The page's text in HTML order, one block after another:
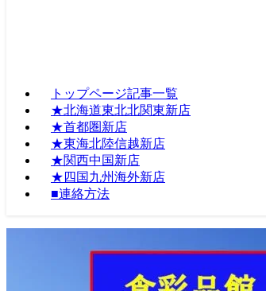
トップページ記事一覧
★北海道東北北関東新店
★首都圏新店
★東海北陸信越新店
★関西中国新店
★四国九州海外新店
■連絡方法